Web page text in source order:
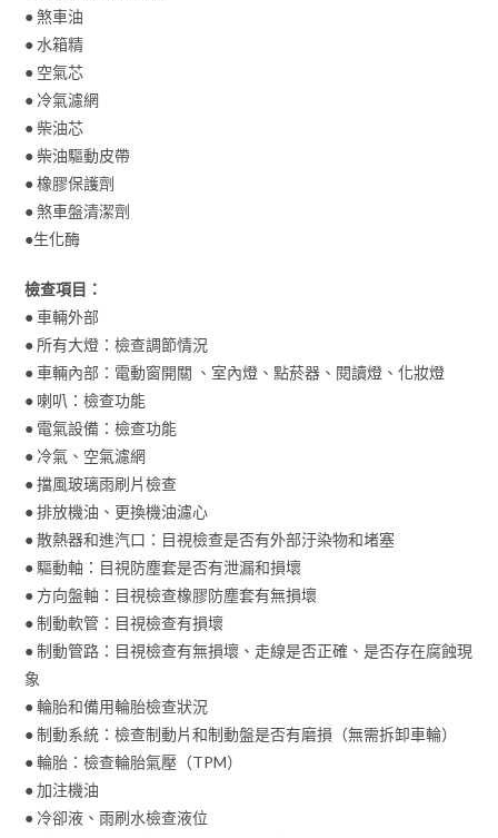
● 煞車油
● 水箱精
● 空氣芯
● 冷氣濾網
● 柴油芯
● 柴油驅動皮帶
● 橡膠保護劑
● 煞車盤清潔劑
●生化酶
檢查項目：
● 車輛外部
● 所有大燈：檢查調節情況
● 車輛內部：電動窗開關 、室內燈、點菸器、閱讀燈、化妝燈
● 喇叭：檢查功能
● 電氣設備：檢查功能
● 冷氣、空氣濾網
● 擋風玻璃雨刷片檢查
● 排放機油、更換機油濾心
● 散熱器和進汽口：目視檢查是否有外部汙染物和堵塞
● 驅動軸：目視防塵套是否有泄漏和損壞
● 方向盤軸：目視檢查橡膠防塵套有無損壞
● 制動軟管：目視檢查有損壞
● 制動管路：目視檢查有無損壞、走線是否正確、是否存在腐蝕現
象
● 輪胎和備用輪胎檢查狀況
● 制動系統：檢查制動片和制動盤是否有磨損（無需拆卸車輪）
● 輪胎：檢查輪胎氣壓（TPM）
● 加注機油
● 冷卻液、雨刷水檢查液位